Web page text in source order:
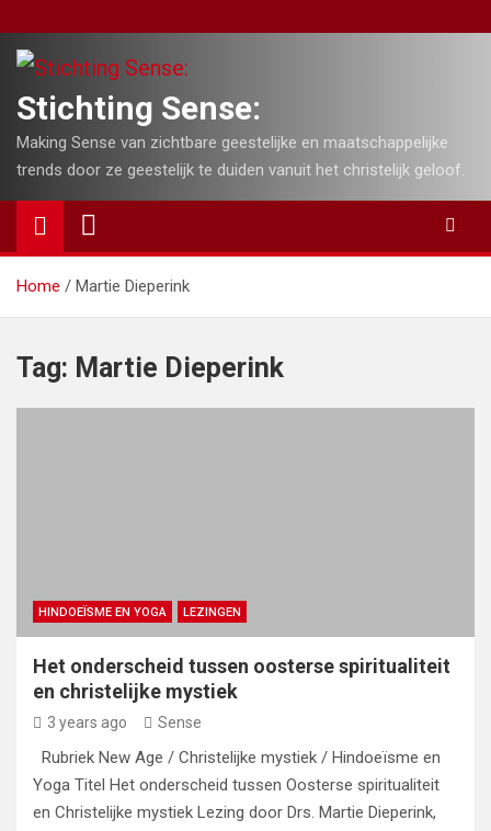
to
content
Stichting Sense:
Making Sense van zichtbare geestelijke en maatschappelijke
trends door ze geestelijk te duiden vanuit het christelijk geloof.
Home Martie Dieperink
Tag: Martie Dieperink
HINDOEÏSME EN YOGA LEZINGEN
Het onderscheid tussen oosterse spiritualiteit
en christelijke mystiek
3 years ago Sense
Rubriek New Age / Christelijke mystiek / Hindoeïsme en
Yoga Titel Het onderscheid tussen Oosterse spiritualiteit
en Christelijke mystiek Lezing door Drs. Martie Dieperink,